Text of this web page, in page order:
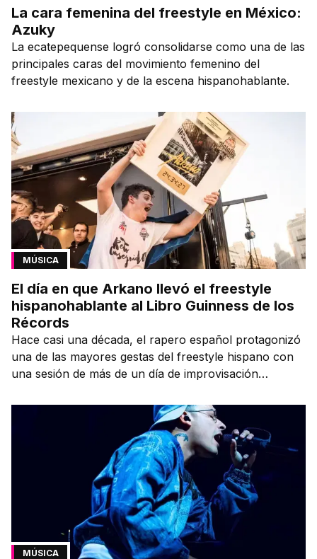
La cara femenina del freestyle en México:
Azuky
La ecatepequense logró consolidarse como una de las
principales caras del movimiento femenino del
freestyle mexicano y de la escena hispanohablante.
MÚSICA
El día en que Arkano llevó el freestyle
hispanohablante al Libro Guinness de los
Récords
Hace casi una década, el rapero español protagonizó
una de las mayores gestas del freestyle hispano con
una sesión de más de un día de improvisación
MÚSICA